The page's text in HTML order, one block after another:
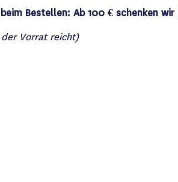
Bestellen: Ab 100 € schenken
Vorrat reicht)